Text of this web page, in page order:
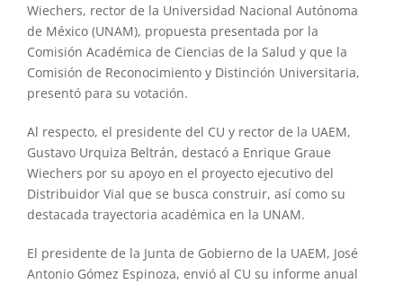
Wiechers, rector de la Universidad Nacional Autónoma
de México (UNAM), propuesta presentada por la
Comisión Académica de Ciencias de la Salud y que la
Comisión de Reconocimiento y Distinción Universitaria,
presentó para su votación.
Al respecto, el presidente del CU y rector de la UAEM,
Gustavo Urquiza Beltrán, destacó a Enrique Graue
Wiechers por su apoyo en el proyecto ejecutivo del
Distribuidor Vial que se busca construir, así como su
destacada trayectoria académica en la UNAM.
El presidente de la Junta de Gobierno de la UAEM, José
Antonio Gómez Espinoza, envió al CU su informe anual